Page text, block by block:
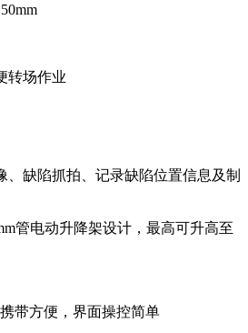
转场作业
、缺陷抓拍、记录缺陷位置信息及制
管电动升降架设计，最高可升高至
带方便，界面操控简单